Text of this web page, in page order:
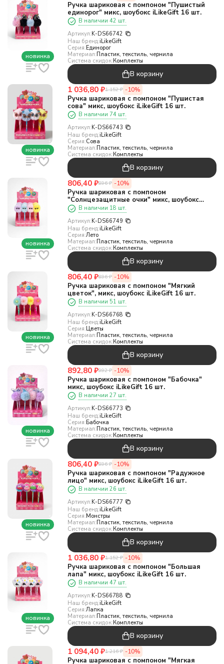
новинка
Ручка шариковая с помпоном "Пушистый
единорог" микс, шоубокс iLikeGift 16 шт.
В наличии 42 шт.
Артикул:K-DS66742
Наш бренд:iLikeGift
Серия:Единорог
Материал:Пластик, текстиль, чернила
Система скидок:Комплекты
В корзину
новинка
1 036,80 ₽1 152 ₽ -10%
Ручка шариковая с помпоном "Пушистая
сова" микс, шоубокс iLikeGift 16 шт.
В наличии 74 шт.
Артикул:K-DS66743
Наш бренд:iLikeGift
Серия:Сова
Материал:Пластик, текстиль, чернила
Система скидок:Комплекты
В корзину
новинка
806,40 ₽896 ₽ -10%
Ручка шариковая с помпоном
"Солнцезащитные очки" микс, шоубокс
iLikeGift 16 шт.
В наличии 18 шт.
Артикул:K-DS66749
Наш бренд:iLikeGift
Серия:Лето
Материал:Пластик, текстиль, чернила
Система скидок:Комплекты
В корзину
новинка
806,40 ₽896 ₽ -10%
Ручка шариковая с помпоном "Мягкий
цветок", микс, шоубокс iLikeGift 16 шт.
В наличии 51 шт.
Артикул:K-DS66768
Наш бренд:iLikeGift
Серия:Цветы
Материал:Пластик, текстиль, чернила
Система скидок:Комплекты
В корзину
новинка
892,80 ₽992 ₽ -10%
Ручка шариковая с помпоном "Бабочка"
микс, шоубокс iLikeGift 16 шт.
В наличии 27 шт.
Артикул:K-DS66773
Наш бренд:iLikeGift
Серия:Бабочка
Материал:Пластик, текстиль, чернила
Система скидок:Комплекты
В корзину
новинка
806,40 ₽896 ₽ -10%
Ручка шариковая с помпоном "Радужное
лицо" микс, шоубокс iLikeGift 16 шт.
В наличии 26 шт.
Артикул:K-DS66777
Наш бренд:iLikeGift
Серия:Монстры
Материал:Пластик, текстиль, чернила
Система скидок:Комплекты
В корзину
новинка
1 036,80 ₽1 152 ₽ -10%
Ручка шариковая с помпоном "Большая
лапа" микс, шоубокс iLikeGift 16 шт.
В наличии 47 шт.
Артикул:K-DS66788
Наш бренд:iLikeGift
Серия:Лапка
Материал:Пластик, текстиль, чернила
Система скидок:Комплекты
В корзину
1 094,40 ₽1 216 ₽ -10%
Ручка шариковая с помпоном "Мягкая